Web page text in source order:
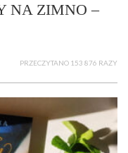
NA ZIMNO –
PRZECZYTANO 153 876 RAZY